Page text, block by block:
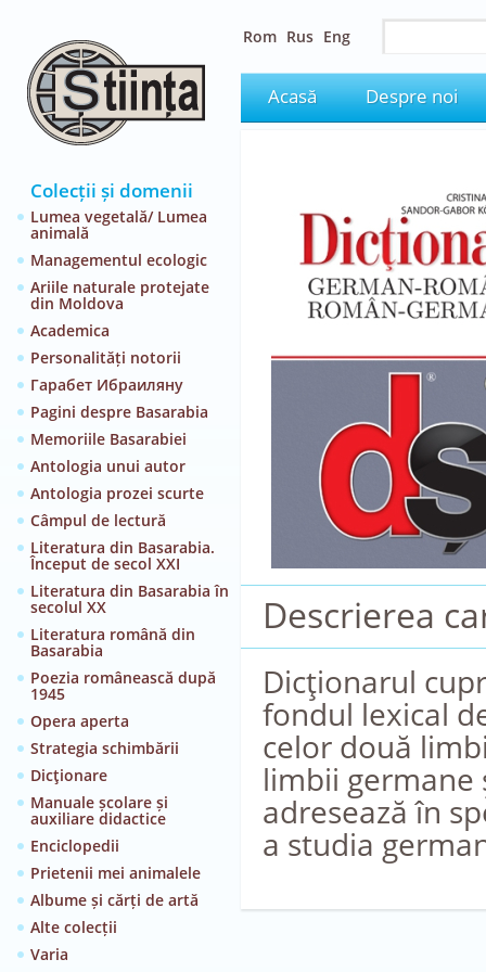
Colecții și domenii
Lumea vegetală/ Lumea
animală
Managementul ecologic
Ariile naturale protejate
din Moldova
Academica
Personalități notorii
Гарабет Ибраиляну
Pagini despre Basarabia
Memoriile Basarabiei
Antologia unui autor
Antologia prozei scurte
Câmpul de lectură
Literatura din Basarabia.
Început de secol XXI
Literatura din Basarabia în
secolul XX
Literatura română din
Basarabia
Poezia românească după
1945
Opera aperta
Strategia schimbării
Dicţionare
Manuale școlare și
auxiliare didactice
Enciclopedii
Prietenii mei animalele
Albume și cărți de artă
Alte colecții
Varia
Rom Rus Eng
Acasă Despre noi
Descrierea
Dicţionarul
fondul lexical
celor două
limbii germane
adresează în
a studia